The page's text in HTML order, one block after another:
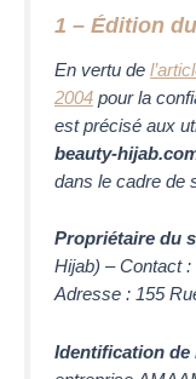
1 – Édition
En vertu de
2004 pour la
est précisé aux
beauty-
dans le cadre de
Propriétaire du
Hijab) – Contact :
Adresse : 155
Identification de